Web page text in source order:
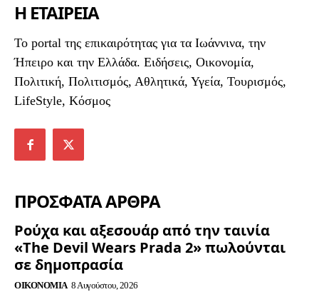
Η ΕΤΑΙΡΕΙΑ
To portal της επικαιρότητας για τα Ιωάννινα, την
Ήπειρο και την Ελλάδα. Ειδήσεις, Οικονομία,
Πολιτική, Πολιτισμός, Αθλητικά, Υγεία, Τουρισμός,
LifeStyle, Κόσμος
ΠΡΟΣΦΑΤΑ ΑΡΘΡΑ
Ρούχα και αξεσουάρ από την ταινία
«The Devil Wears Prada 2» πωλούνται
σε δημοπρασία
ΟΙΚΟΝΟΜΊΑ 8 Αυγούστου, 2026